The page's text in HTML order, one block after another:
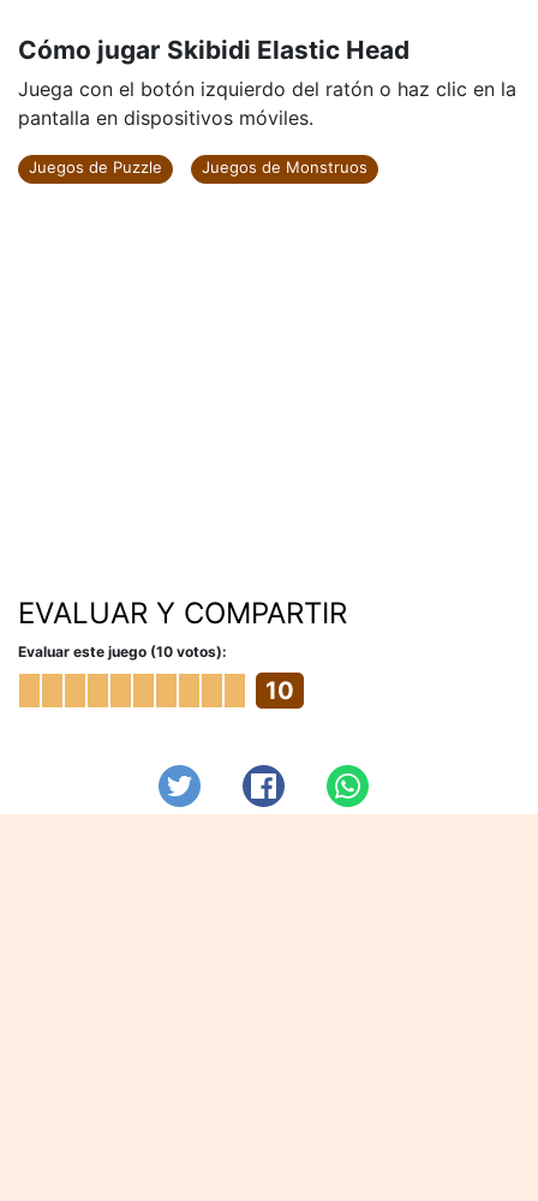
Cómo jugar Skibidi Elastic Head
Juega con el botón izquierdo del ratón o haz clic en la
pantalla en dispositivos móviles.
Juegos de Puzzle Juegos de Monstruos
EVALUAR Y COMPARTIR
Evaluar este juego (10 votos):
10